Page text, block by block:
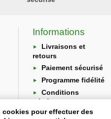
Informations
Livraisons et
retours
Paiement sécurisé
Programme fidélité
Conditions
générales
Protection des
pour effectuer des